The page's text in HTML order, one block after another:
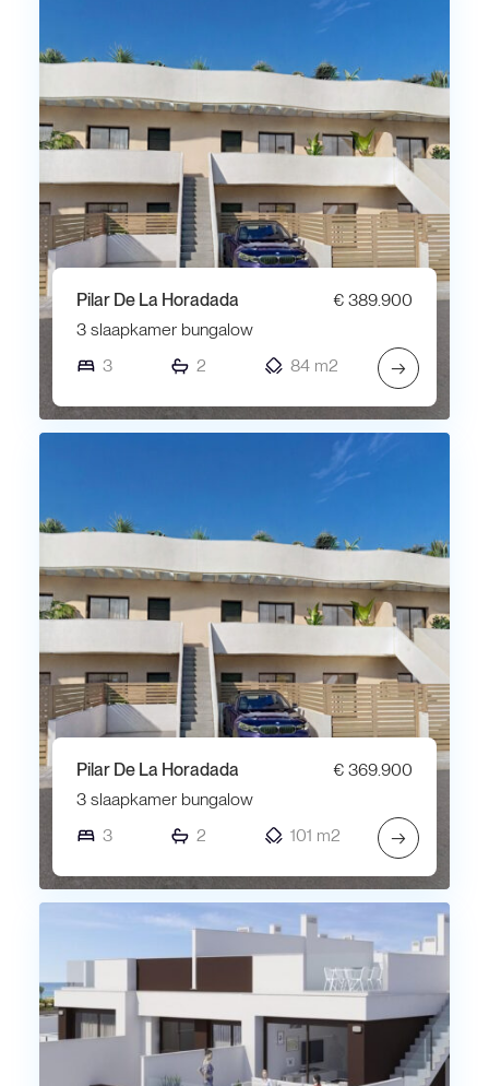
Pilar De La Horadada
€ 389.900
3 slaapkamer bungalow
3
2 84 m2 →
Pilar De La Horadada
€ 369.900
3 slaapkamer bungalow
3
2 101 m2 →